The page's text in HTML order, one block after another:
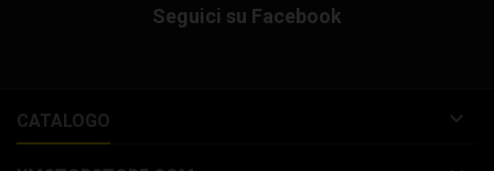
Seguici su Facebook
CATALOGO 